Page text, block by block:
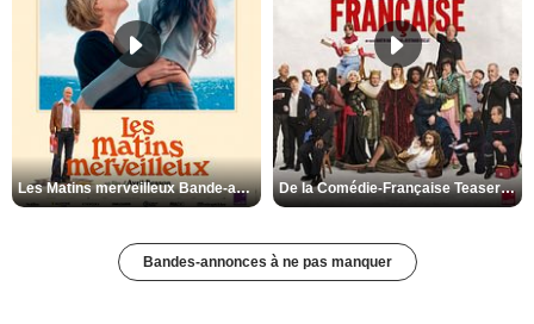
Les Matins merveilleux Bande-annonce VF De la Comédie-Française Teaser VF
Bandes-annonces à ne pas manquer